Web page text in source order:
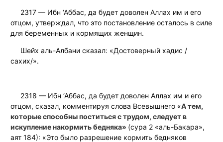
2317 — Ибн ‘Аббас, да будет доволен Аллах им и его
отцом, утверждал, что это постановление осталось в силе
для беременных и кормящих женщин.
Шейх аль-Албани сказал: «Достоверный хадис /
сахих/».
2318 — Ибн ‘Аббас, да будет доволен Аллах им и его
отцом, сказал, комментируя слова Всевышнего «А тем,
которые способны поститься с трудом, следует в
искупление накормить бедняка» (сура 2 «аль-Бакара»,
аят 184): «Это было разрешение кормить бедняков